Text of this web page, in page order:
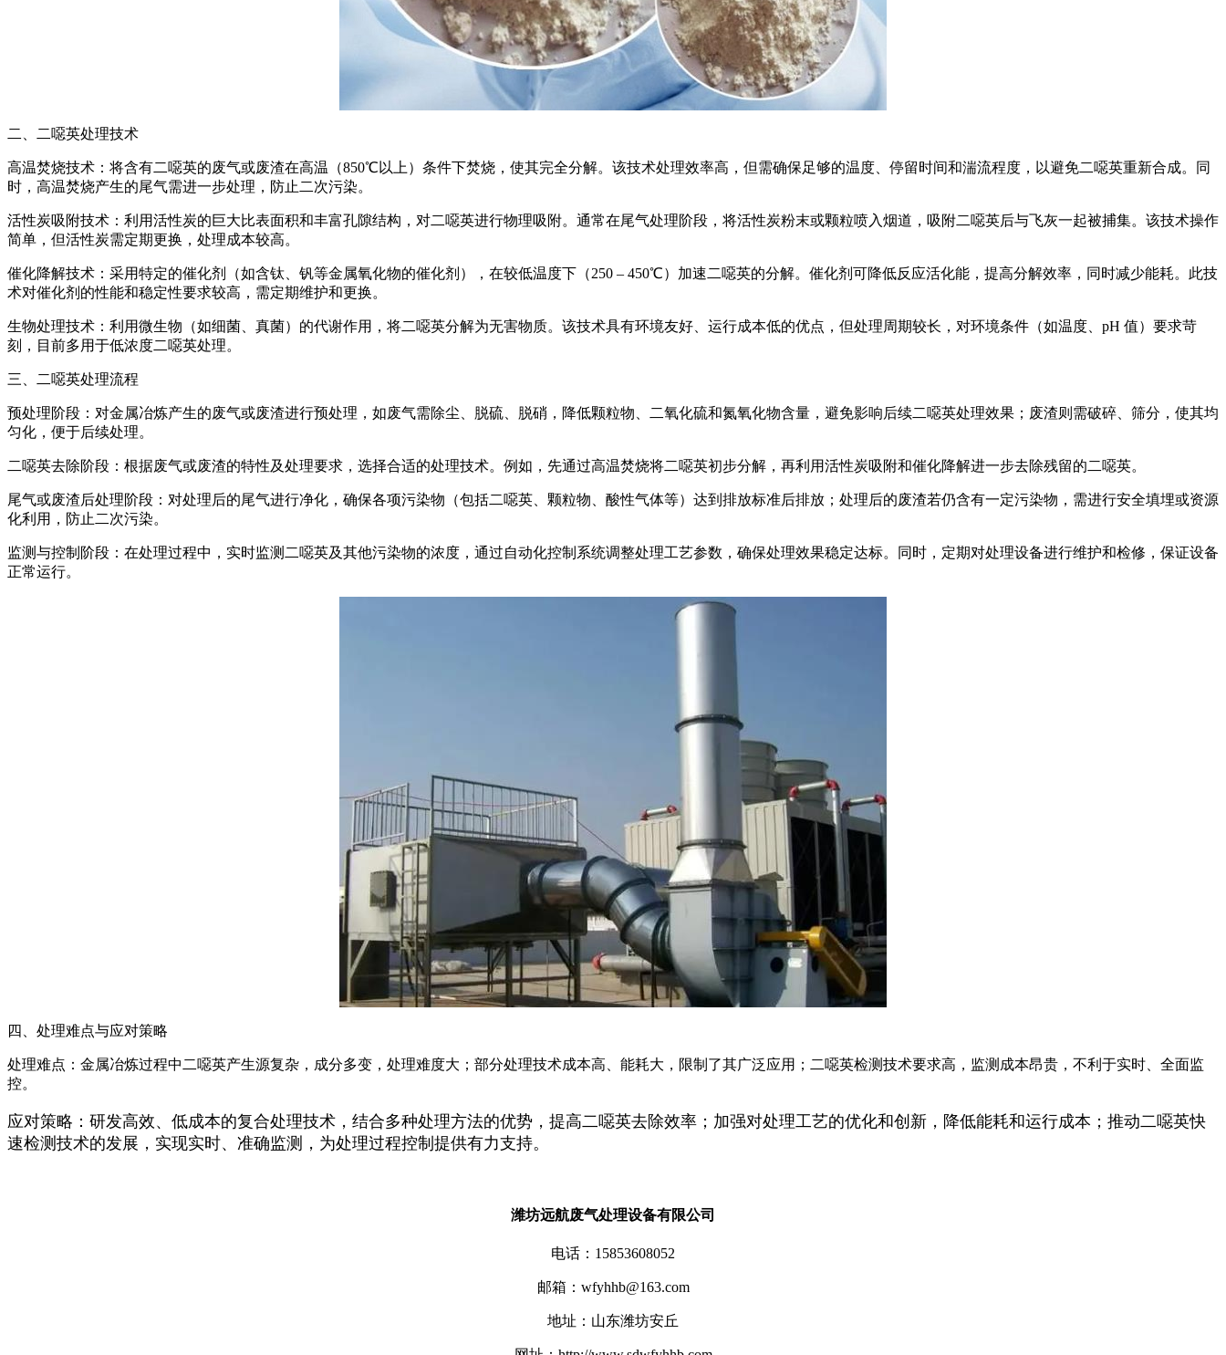
二、二噁英处理技术
高温焚烧技术：将含有二噁英的废气或废渣在高温（850℃以上）条件下焚烧，使其完全分解。该技术处理效率高，但需确保足够的温度、停留时间和湍流程度，以避免二噁英重新合成。同
时，高温焚烧产生的尾气需进一步处理，防止二次污染。
活性炭吸附技术：利用活性炭的巨大比表面积和丰富孔隙结构，对二噁英进行物理吸附。通常在尾气处理阶段，将活性炭粉末或颗粒喷入烟道，吸附二噁英后与飞灰一起被捕集。该技术操作
简单，但活性炭需定期更换，处理成本较高。
催化降解技术：采用特定的催化剂（如含钛、钒等金属氧化物的催化剂），在较低温度下（250 – 450℃）加速二噁英的分解。催化剂可降低反应活化能，提高分解效率，同时减少能耗。此技
术对催化剂的性能和稳定性要求较高，需定期维护和更换。
生物处理技术：利用微生物（如细菌、真菌）的代谢作用，将二噁英分解为无害物质。该技术具有环境友好、运行成本低的优点，但处理周期较长，对环境条件（如温度、pH 值）要求苛
刻，目前多用于低浓度二噁英处理。
三、二噁英处理流程
预处理阶段：对金属冶炼产生的废气或废渣进行预处理，如废气需除尘、脱硫、脱硝，降低颗粒物、二氧化硫和氮氧化物含量，避免影响后续二噁英处理效果；废渣则需破碎、筛分，使其均
匀化，便于后续处理。
二噁英去除阶段：根据废气或废渣的特性及处理要求，选择合适的处理技术。例如，先通过高温焚烧将二噁英初步分解，再利用活性炭吸附和催化降解进一步去除残留的二噁英。
尾气或废渣后处理阶段：对处理后的尾气进行净化，确保各项污染物（包括二噁英、颗粒物、酸性气体等）达到排放标准后排放；处理后的废渣若仍含有一定污染物，需进行安全填埋或资源
化利用，防止二次污染。
监测与控制阶段：在处理过程中，实时监测二噁英及其他污染物的浓度，通过自动化控制系统调整处理工艺参数，确保处理效果稳定达标。同时，定期对处理设备进行维护和检修，保证设备
正常运行。
四、处理难点与应对策略
处理难点：金属冶炼过程中二噁英产生源复杂，成分多变，处理难度大；部分处理技术成本高、能耗大，限制了其广泛应用；二噁英检测技术要求高，监测成本昂贵，不利于实时、全面监
控。
应对策略：研发高效、低成本的复合处理技术，结合多种处理方法的优势，提高二噁英去除效率；加强对处理工艺的优化和创新，降低能耗和运行成本；推动二噁英快
速检测技术的发展，实现实时、准确监测，为处理过程控制提供有力支持。
潍坊远航废气处理设备有限公司
电话：15853608052
邮箱：wfyhhb@163.com
地址：山东潍坊安丘